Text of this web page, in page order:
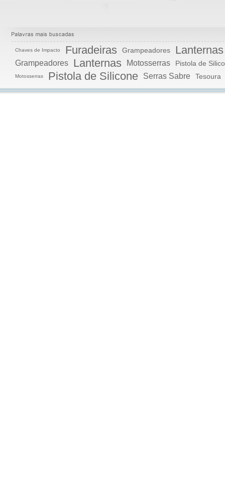
Chaves de Impacto Furadeiras Grampeadores Lanternas
Grampeadores Lanternas Motosserras Pistola de
Motosserras Pistola de Silicone Serras Sabre Tesoura